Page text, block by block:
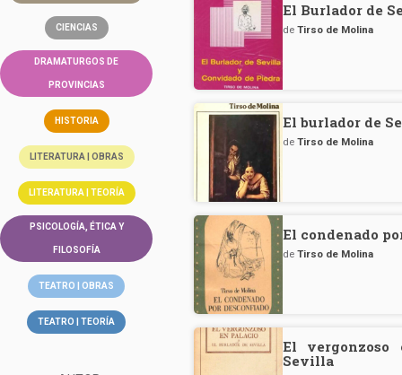
CIENCIAS
DRAMATURGOS DE
PROVINCIAS
HISTORIA
LITERATURA | OBRAS
LITERATURA | TEORÍA
PSICOLOGÍA, ÉTICA Y
FILOSOFÍA
TEATRO | OBRAS
TEATRO | TEORÍA
El Burlador de
deTirso de Molina
El burlador de
deTirso de Molina
El condenado
deTirso de Molina
El
Sevilla